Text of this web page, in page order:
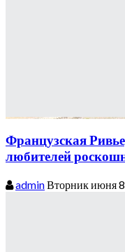
Французская
любителей
adminВторник июня